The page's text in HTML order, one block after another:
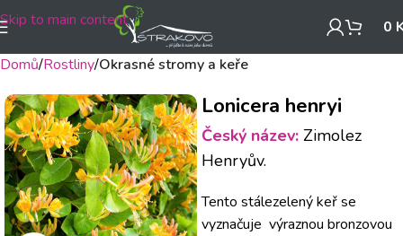
Skip to main content 0
Domů Rostliny Okrasné stromy a keře
Lonicera henryi
Český název: Zimolez
Henryův.
Tento stálezelený keř se
vyznačuje výraznou bronzovou